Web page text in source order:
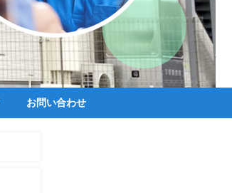
お問い合わせ